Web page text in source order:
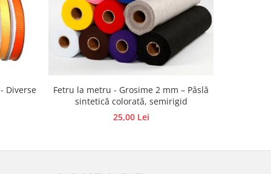
Diverse
Fetru la metru - Grosime 2 mm – Pâslă
sintetică colorată, semirigid
25,00 Lei